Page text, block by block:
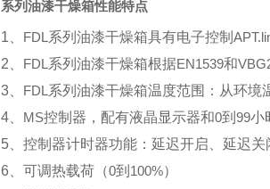
系列油漆干燥箱性能特点
1 FDL 系列油漆干燥箱具有电子控制
2
FDL 系列油漆干燥箱根据EN1539和
3、 FDL 系列油漆干燥箱温度范围：从环境
4、 MS控制器，配有液晶显示器和0到 99小
5、控制器计时器功能：延迟开启、延迟
6 、可调热载荷（0到 100%）